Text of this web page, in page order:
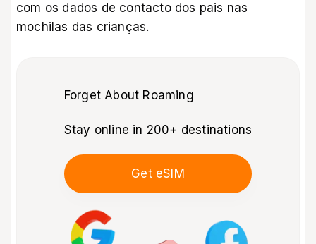
com os dados de contacto dos pais nas
mochilas das crianças.
Forget About Roaming
Stay online in 200+ destinations
Get eSIM